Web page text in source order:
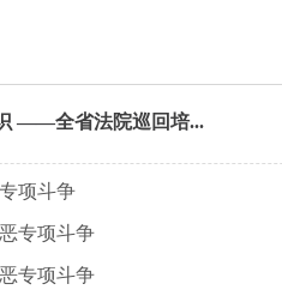
——全省法院巡回培...
项斗争
专项斗争
专项斗争